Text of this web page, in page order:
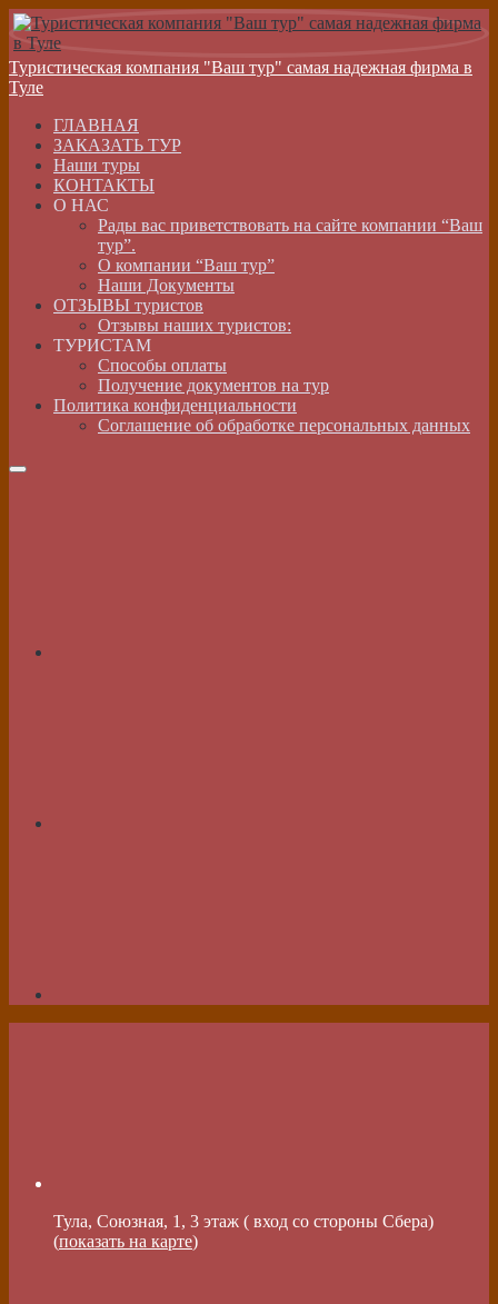
Туристическая компания "Ваш тур" самая надежная фирма в
Туле
ГЛАВНАЯ
ЗАКАЗАТЬ ТУР
Наши туры
КОНТАКТЫ
О НАС
Рады вас приветствовать на сайте компании “Ваш
тур”.
О компании “Ваш тур”
Наши Документы
ОТЗЫВЫ туристов
Отзывы наших туристов:
ТУРИСТАМ
Способы оплаты
Получение документов на тур
Политика конфиденциальности
Соглашение об обработке персональных данных
Тула, Союзная, 1, 3 этаж ( вход со стороны Сбера)
(показать на карте)